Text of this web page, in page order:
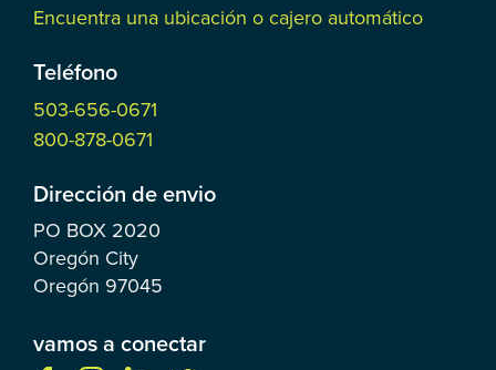
Encuentra una ubicación o cajero automático
Teléfono
503-656-0671
800-878-0671
Dirección de envio
PO BOX 2020
Oregón City
Oregón 97045
vamos a conectar